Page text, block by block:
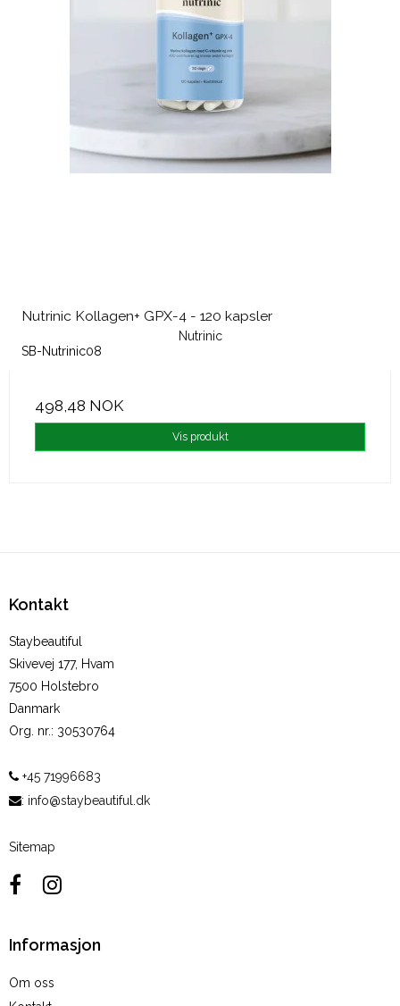
Nutrinic Kollagen+ GPX-4 - 120 kapsler
Nutrinic
SB-Nutrinic08
498,48 NOK
Vis produkt
Kontakt
Staybeautiful
Skivevej 177, Hvam
7500 Holstebro
Danmark
Org. nr.: 30530764
+45 71996683
: info@staybeautiful.dk
Sitemap
Informasjon
Om oss